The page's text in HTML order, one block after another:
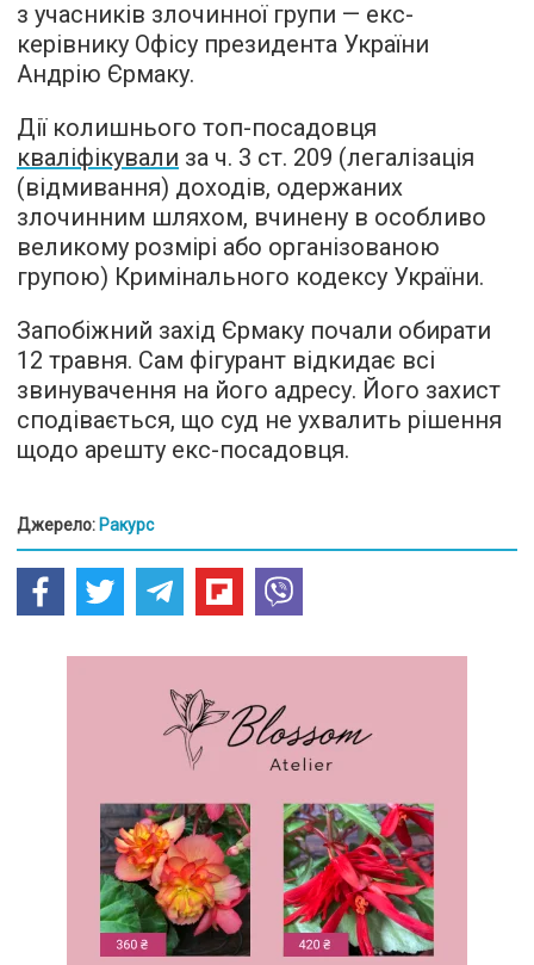
з учасників злочинної групи — екс-
керівнику Офісу президента України
Андрію Єрмаку.
Дії колишнього топ-посадовця
кваліфікували за ч. 3 ст. 209 (легалізація
(відмивання) доходів, одержаних
злочинним шляхом, вчинену в особливо
великому розмірі або організованою
групою) Кримінального кодексу України.
Запобіжний захід Єрмаку почали обирати
12 травня. Сам фігурант відкидає всі
звинувачення на його адресу. Його захист
сподівається, що суд не ухвалить рішення
щодо арешту екс-посадовця.
Джерело: Ракурс